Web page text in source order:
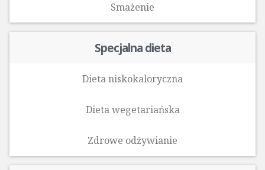
Smażenie
Specjalna dieta
Dieta niskokaloryczna
Dieta wegetariańska
Zdrowe odżywianie